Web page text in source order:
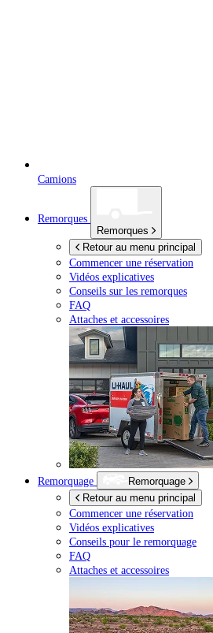
Camions
Remorques
Remorques
Retour au menu principal
Commencer une réservation
Vidéos explicatives
Conseils sur les remorques
FAQ
Attaches et accessoires
Remorquage
Remorquage
Retour au menu principal
Commencer une réservation
Vidéos explicatives
Conseils pour le remorquage
FAQ
Attaches et accessoires